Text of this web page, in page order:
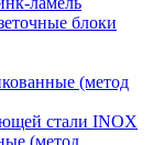
блоки
(метод
стали INOX
(метод